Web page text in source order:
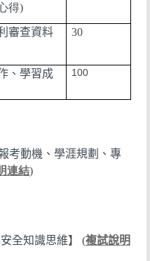
得)
審查資料 30
、學習成
100
考動機、 學涯規劃、 專
連結)
全知識思維】 (複試說明